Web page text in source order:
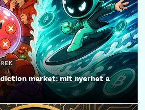
market: mit nyerhet a